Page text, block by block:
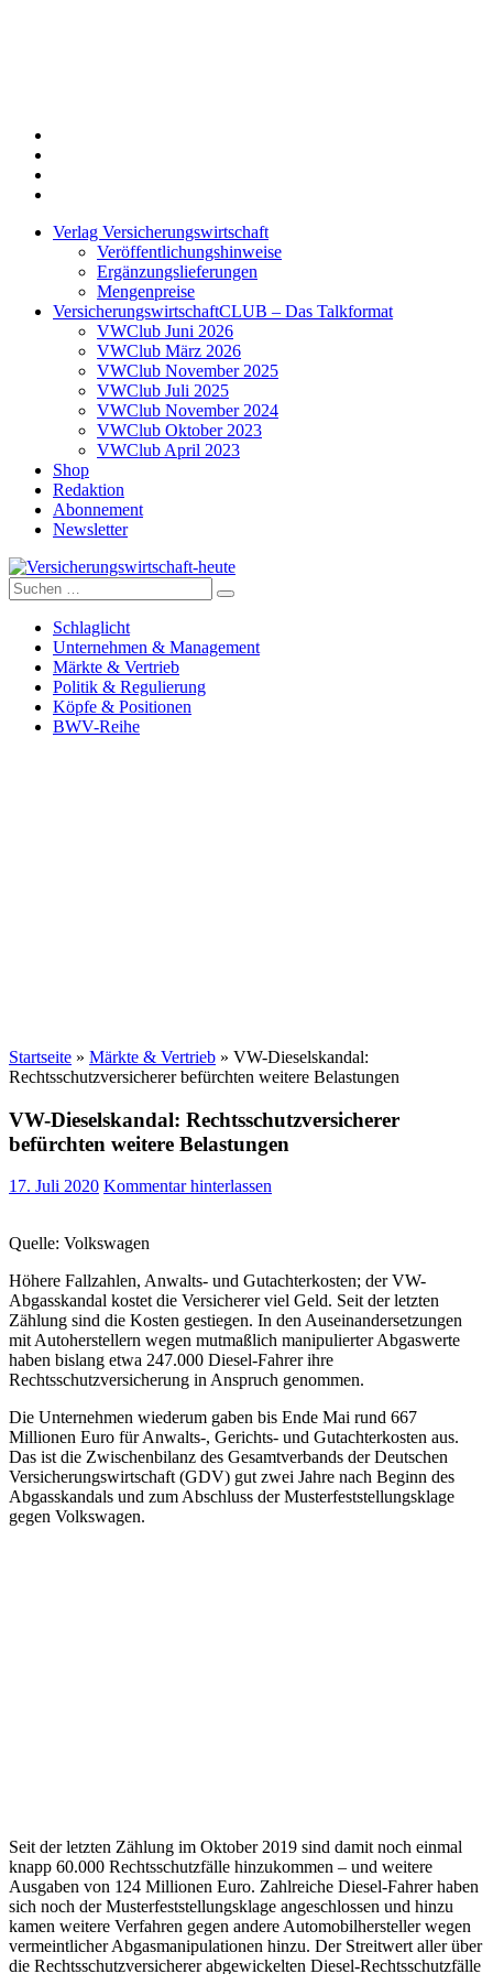
Verlag Versicherungswirtschaft
Veröffentlichungshinweise
Ergänzungslieferungen
Mengenpreise
VersicherungswirtschaftCLUB – Das Talkformat
VWClub Juni 2026
VWClub März 2026
VWClub November 2025
VWClub Juli 2025
VWClub November 2024
VWClub Oktober 2023
VWClub April 2023
Shop
Redaktion
Abonnement
Newsletter
Versicherungswirtschaft-heute
Suche
nach:
Schlaglicht
Unternehmen & Management
Märkte & Vertrieb
Politik & Regulierung
Köpfe & Positionen
BWV-Reihe
Startseite » Märkte & Vertrieb » VW-Dieselskandal:
Rechtsschutzversicherer befürchten weitere Belastungen
VW-Dieselskandal: Rechtsschutzversicherer
befürchten weitere Belastungen
17. Juli 2020 Kommentar hinterlassen
Quelle: Volkswagen
Höhere Fallzahlen, Anwalts- und Gutachterkosten; der VW-
Abgasskandal kostet die Versicherer viel Geld. Seit der letzten
Zählung sind die Kosten gestiegen. In den Auseinandersetzungen
mit Autoherstellern wegen mutmaßlich manipulierter Abgaswerte
haben bislang etwa 247.000 Diesel-Fahrer ihre
Rechtsschutzversicherung in Anspruch genommen.
Die Unternehmen wiederum gaben bis Ende Mai rund 667
Millionen Euro für Anwalts-, Gerichts- und Gutachterkosten aus.
Das ist die Zwischenbilanz des Gesamtverbands der Deutschen
Versicherungswirtschaft (GDV) gut zwei Jahre nach Beginn des
Abgasskandals und zum Abschluss der Musterfeststellungsklage
gegen Volkswagen.
Seit der letzten Zählung im Oktober 2019 sind damit noch einmal
knapp 60.000 Rechtsschutzfälle hinzukommen – und weitere
Ausgaben von 124 Millionen Euro. Zahlreiche Diesel-Fahrer haben
sich noch der Musterfeststellungsklage angeschlossen und hinzu
kamen weitere Verfahren gegen andere Automobilhersteller wegen
vermeintlicher Abgasmanipulationen hinzu. Der Streitwert aller über
die Rechtsschutzversicherer abgewickelten Diesel-Rechtsschutzfälle